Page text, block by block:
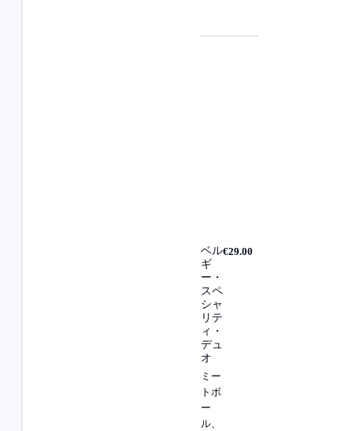
ベル
ギ
ー・
スペ
シャ
リテ
ィ・
デュ
オ
ミー
トボ
ー
ル、
€29.00